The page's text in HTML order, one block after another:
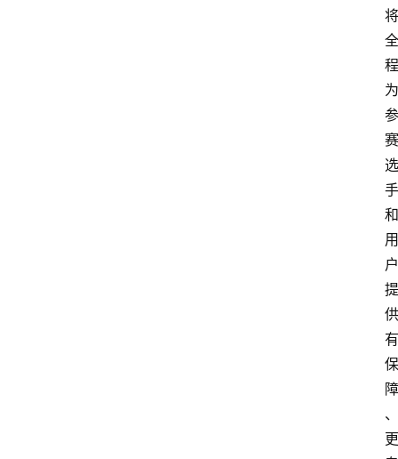
将
全
程
为
参
赛
选
手
和
用
户
提
供
有
保
障
、
更